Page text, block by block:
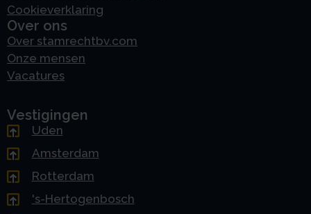
Cookieverklaring
Over ons
Over stamrechtbv.com
Onze mensen
Vacatures
Vestigingen
Uden
Amsterdam
Rotterdam
's-Hertogenbosch